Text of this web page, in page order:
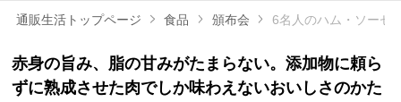
ュ
ー
通販生活トップページ 食品 頒布会 6名人のハム・ソーセ
赤身の旨み、脂の甘みがたまらない。添加物に頼ら
ずに熟成させた肉でしか味わえないおいしさのかた